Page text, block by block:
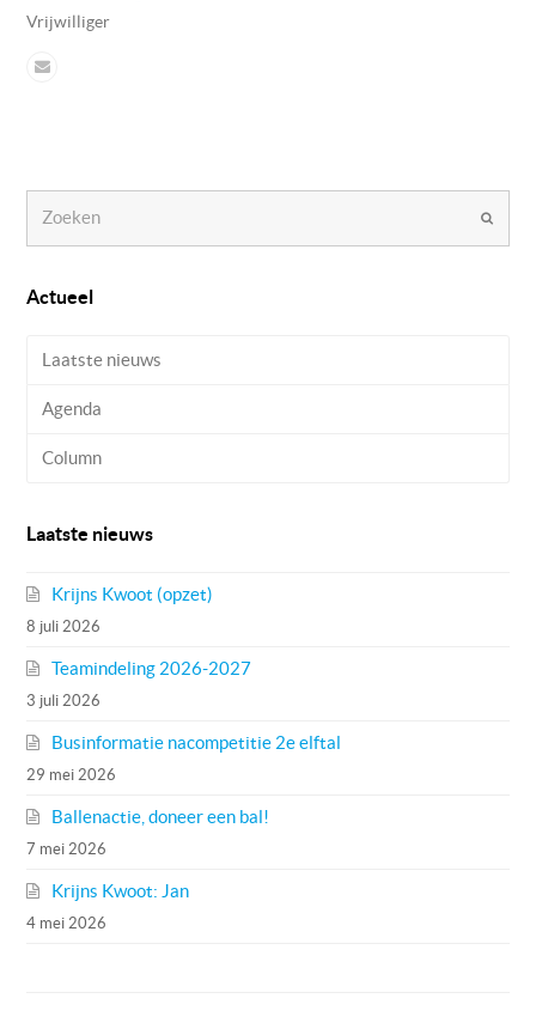
Vrijwilliger
Actueel
Laatste nieuws
Agenda
Column
Laatste nieuws
Krijns Kwoot (opzet)
8 juli 2026
Teamindeling 2026-2027
3 juli 2026
Businformatie nacompetitie 2e elftal
29 mei 2026
Ballenactie, doneer een bal!
7 mei 2026
Krijns Kwoot: Jan
4 mei 2026